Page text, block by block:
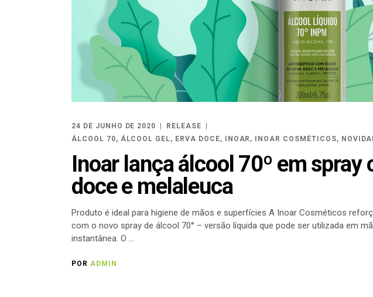
24 DE JUNHO DE 2020
RELEASE
ÁLCOOL 70, ÁLCOOL GEL, ERVA DOCE, INOAR , INOAR COSMÉTICOS,
Inoar lança álcool 70º em spray
doce e melaleuca
Produto é ideal para higiene de mãos e superfícies A Inoar Cosméticos
com o novo spray de álcool 70° – versão líquida que pode ser utilizada em
instantânea. O
POR ADMIN